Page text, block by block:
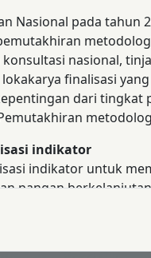
Ketahanan
oleh Badan Pangan
Nasional pada tahun
nasional,
finalisasi
dari tingkat
indikator
indikator untuk
pangan
global dan